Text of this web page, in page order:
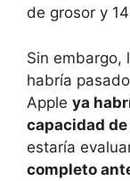
de grosor y
Sin embargo,
habría
Apple ya
capacidad
estaría
completo